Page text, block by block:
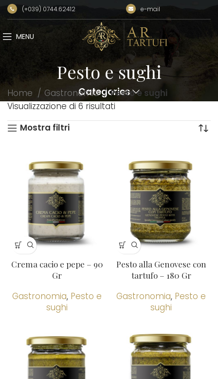
(+039) 0744.62412 e-mail
MENU
Pesto e sughi
Categories
Home Gastronomia
Pesto e sughi
Visualizzazione di 6 risultati
Mostra filtri
Crema cacio e pepe – 90
Gr
Gastronomia, Pesto e
sughi
Pesto alla Genovese con
tartufo – 180 Gr
Gastronomia, Pesto e
sughi